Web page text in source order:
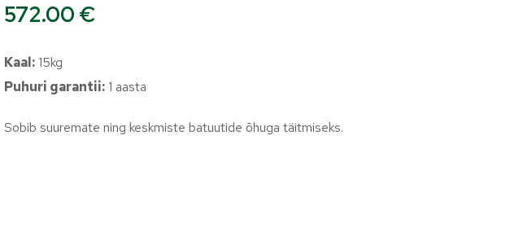
572.00 €
Kaal:15kg
Puhuri garantii:1 aasta
Sobib suuremate ning keskmiste batuutide õhuga täitmiseks.